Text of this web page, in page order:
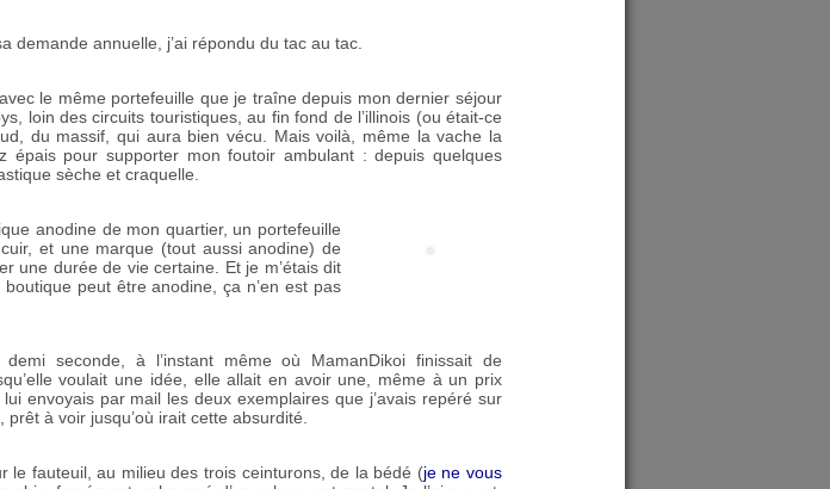
demande annuelle, j’ai répondu du tac au tac.
le même portefeuille que je traîne depuis mon dernier séjour
loin des circuits touristiques, au fin fond de l’illinois (ou était-ce
du massif, qui aura bien vécu. Mais voilà, même la vache la
épais pour supporter mon foutoir ambulant : depuis quelques
sèche et craquelle.
anodine de mon quartier, un portefeuille
et une marque (tout aussi anodine) de
une durée de vie certaine. Et je m’étais dit
peut être anodine, ça n’en est pas
seconde, à l’instant même où MamanDikoi finissait de
voulait une idée, elle allait en avoir une, même à un prix
envoyais par mail les deux exemplaires que j’avais repéré sur
à voir jusqu’où irait cette absurdité.
le fauteuil, au milieu des trois ceinturons, de la bédé (je ne vous